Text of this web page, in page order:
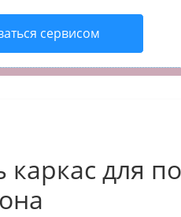
сервисом
каркас для